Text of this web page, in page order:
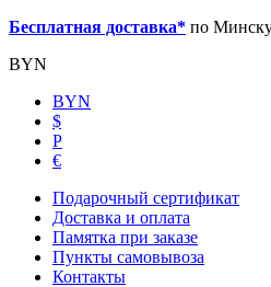
Бесплатная доставка* по
BYN
BYN
$
Р
€
Подарочный сертификат
Доставка и оплата
Памятка при заказе
Пункты самовывоза
Контакты